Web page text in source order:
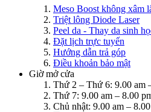
Meso Boost không xâm
Triệt lông Diode Laser
Peel da - Thay da sinh
Đặt lịch trực tuyến
Hướng dẫn trả góp
Điều khoản bảo mật
Giờ mở cửa
Thứ 2 – Thứ 6: 9.00 am
Thứ 7: 9.00 am – 8.00
Chủ nhật: 9.00 am –